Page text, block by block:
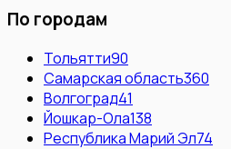
По городам
Тольятти90
Самарская область360
Волгоград41
Йошкар-Ола138
Республика Марий Эл74